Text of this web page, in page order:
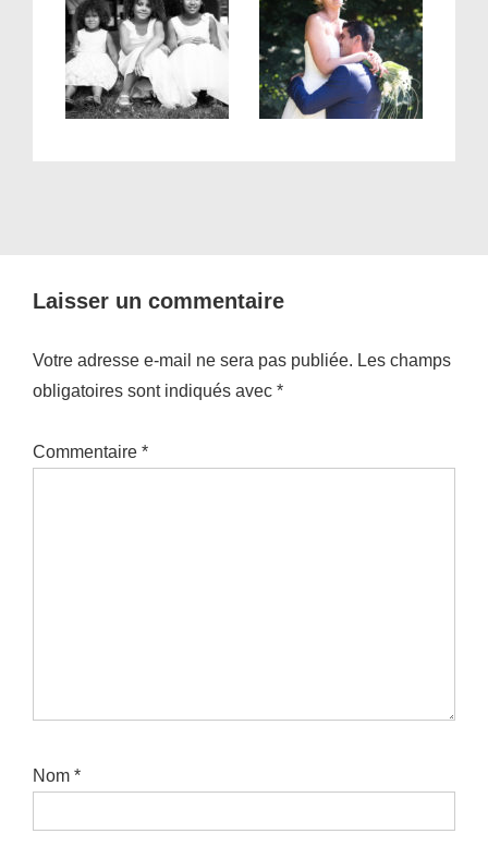
Laisser un commentaire
Votre adresse e-mail ne sera pas publiée. Les champs
obligatoires sont indiqués avec *
Commentaire *
Nom *